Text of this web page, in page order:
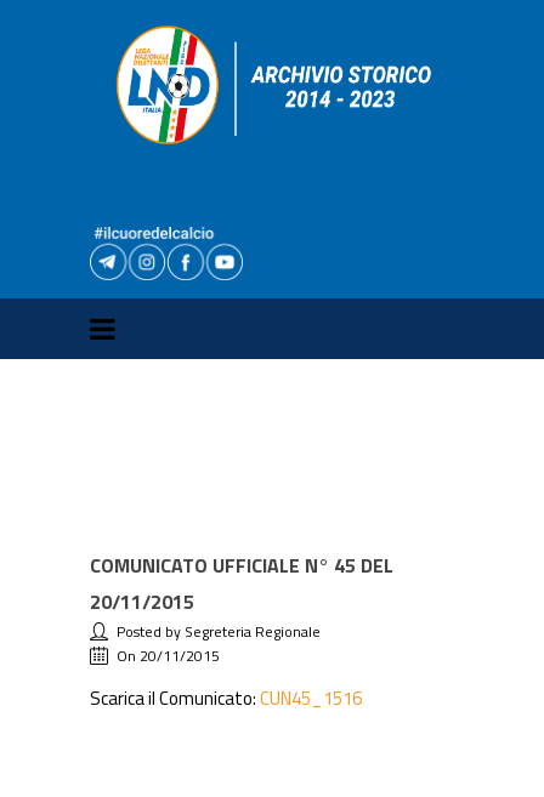
COMUNICATO UFFICIALE N° 45 DEL
20/11/2015
Posted by Segreteria Regionale
On 20/11/2015
Scarica il Comunicato:CUN45_1516